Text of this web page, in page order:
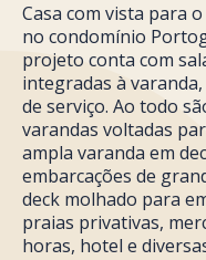
Casa com vista para
no condomínio
projeto conta com
integradas à
de serviço. Ao todo
varandas voltadas
ampla varanda em
embarcações de
deck molhado para
praias privativas,
horas, hotel e